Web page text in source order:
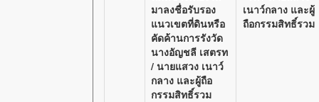
มาลงชื่อรับรอง
แนวเขตที่ดินหรือ
คัดค้านการรังวัด
นางอัญชลี เสตรท
/ นายแสวง เนาว์
กลาง และผู้ถือ
กรรมสิทธิ์รวม
เนาว์กลาง และผู้
ถือกรรมสิทธิ์รวม